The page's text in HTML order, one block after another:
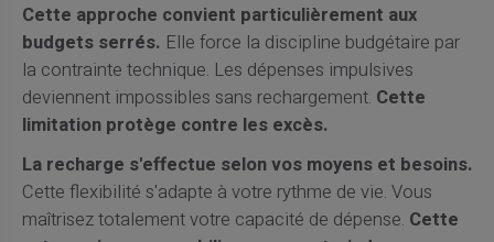
Cette approche convient particulièrement aux
budgets serrés. Elle force la discipline budgétaire par
la contrainte technique. Les dépenses impulsives
deviennent impossibles sans rechargement. Cette
limitation protège contre les excès.
La recharge s'effectue selon vos moyens et besoins.
Cette flexibilité s'adapte à votre rythme de vie. Vous
maîtrisez totalement votre capacité de dépense. Cette